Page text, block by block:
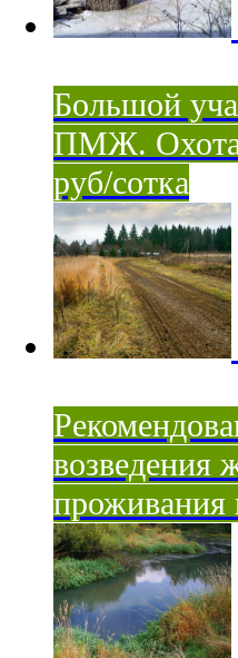
Большой
ПМЖ. Охота,
руб/сотка
возведения
проживания